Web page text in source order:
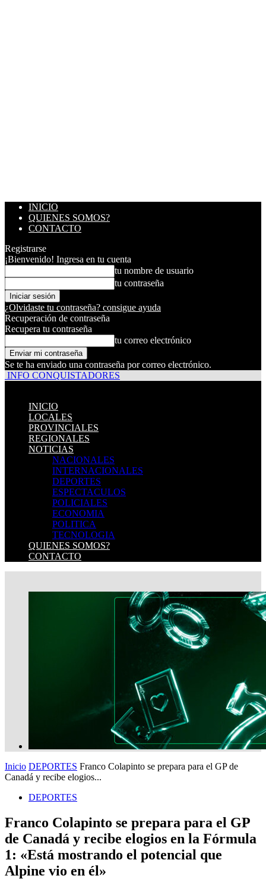
INICIO
QUIENES SOMOS?
CONTACTO
Registrarse
¡Bienvenido! Ingresa en tu cuenta
tu nombre de usuario
tu contraseña
¿Olvidaste tu contraseña? consigue ayuda
Recuperación de contraseña
Recupera tu contraseña
tu correo electrónico
Se te ha enviado una contraseña por correo electrónico.
INFO CONQUISTADORES
INICIO
LOCALES
PROVINCIALES
REGIONALES
NOTICIAS
NACIONALES
INTERNACIONALES
DEPORTES
ESPECTACULOS
POLICIALES
ECONOMIA
POLITICA
TECNOLOGIA
QUIENES SOMOS?
CONTACTO
Inicio DEPORTES Franco Colapinto se prepara para el GP de
Canadá y recibe elogios...
DEPORTES
Franco Colapinto se prepara para el GP
de Canadá y recibe elogios en la Fórmula
1: «Está mostrando el potencial que
Alpine vio en él»